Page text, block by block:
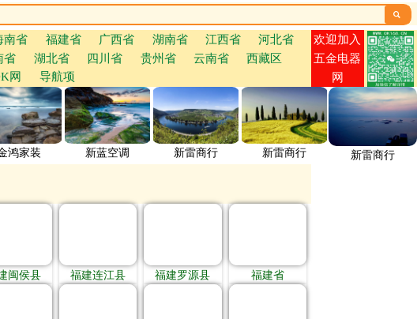

南省 福建省 广西省 湖南省 江西省
河北省
省 湖北省 四川省 贵州省 云南省
西藏区
网 导航项
欢迎加入
五金电器
网
鸿家装 新蓝空调 新雷商行 新雷商行 新雷商行
闽侯县 福建连江县 福建罗源县 福建省